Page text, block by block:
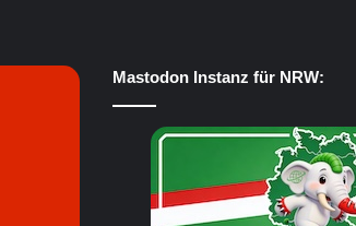
Mastodon Instanz für NRW: